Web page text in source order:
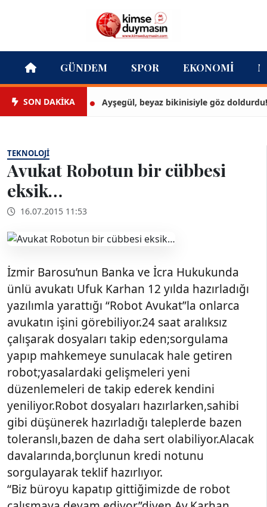
GÜNDEM SPOR EKONOMI
SON DAKİKA Ayşegül, beyaz bikinisiyle göz doldurdu!
TEKNOLOJI
Avukat Robotun bir cübbesi
eksik…
16.07.2015 11:53
İzmir Barosu’nun Banka ve İcra Hukukunda
ünlü avukatı Ufuk Karhan 12 yılda hazırladığı
yazılımla yarattığı “Robot Avukat”la onlarca
avukatın işini görebiliyor.24 saat aralıksız
çalışarak dosyaları takip eden;sorgulama
yapıp mahkemeye sunulacak hale getiren
robot;yasalardaki gelişmeleri yeni
düzenlemeleri de takip ederek kendini
yeniliyor.Robot dosyaları hazırlarken,sahibi
gibi düşünerek hazırladığı taleplerde bazen
toleranslı,bazen de daha sert olabiliyor.Alacak
davalarında,borçlunun kredi notunu
sorgulayarak teklif hazırlıyor.
“Biz büroyu kapatıp gittiğimizde de robot